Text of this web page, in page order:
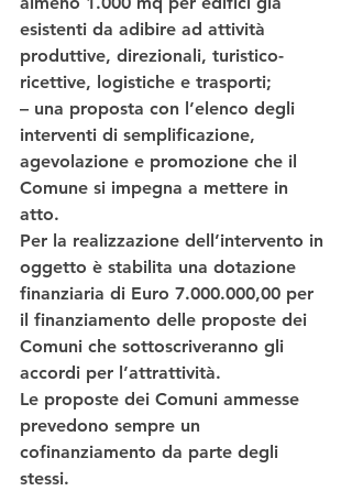
esistenti da adibire ad attività
produttive, direzionali, turistico-
ricettive, logistiche e trasporti;
– una proposta con l’elenco degli
interventi di semplificazione,
agevolazione e promozione che il
Comune si impegna a mettere in
atto.
Per la realizzazione dell’intervento in
oggetto è stabilita una dotazione
finanziaria di Euro 7.000.000,00 per
il finanziamento delle proposte dei
Comuni che sottoscriveranno gli
accordi per l’attrattività.
Le proposte dei Comuni ammesse
prevedono sempre un
cofinanziamento da parte degli
stessi.